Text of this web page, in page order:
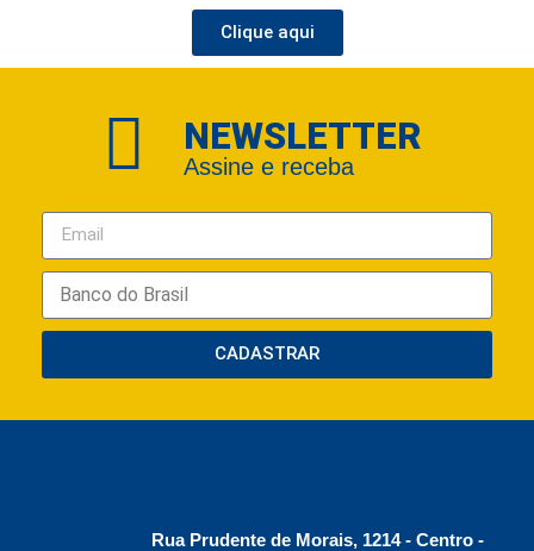
Clique aqui
NEWSLETTER
Assine e receba
CADASTRAR
Rua Prudente de Morais, 1214 - Centro -